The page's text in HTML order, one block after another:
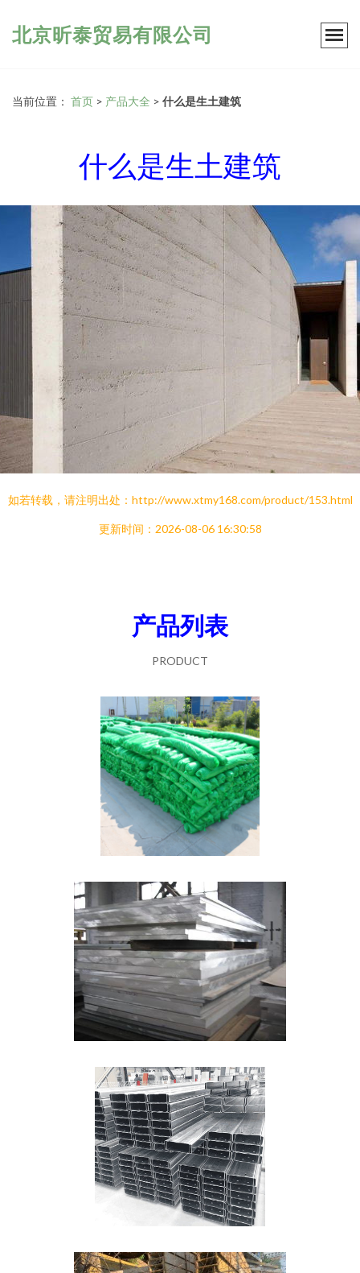
北京昕泰贸易有限公司
当前位置： 首页 > 产品大全 > 什么是生土建筑
什么是生土建筑
如若转载，请注明出处：http://www.xtmy168.com/product/153.html
更新时间：2026-08-06 16:30:58
产品列表
PRODUCT